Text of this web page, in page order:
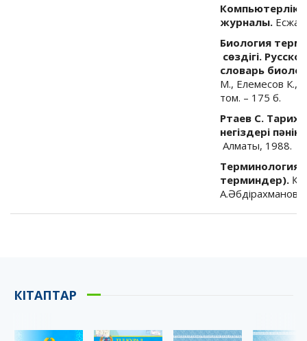
Компьютерлік
журналы.
Биология
сөздігі.
словарь
М., Елемесов К.,
том. – 175 б.
Ртаев С. Тарих,
негіздері
Алматы, 1988.
терминдер).
А.Әбдірахманов.
КІТАПТАР